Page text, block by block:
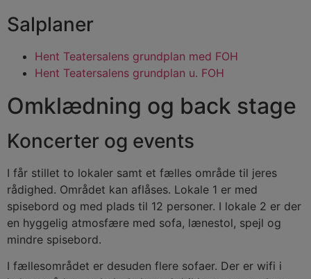
Salplaner
Hent Teatersalens grundplan med FOH
Hent Teatersalens grundplan u. FOH
Omklædning og back stage
Koncerter og events
I får stillet to lokaler samt et fælles område til jeres
rådighed. Området kan aflåses. Lokale 1 er med
spisebord og med plads til 12 personer. I lokale 2 er der
en hyggelig atmosfære med sofa, lænestol, spejl og
mindre spisebord.
I fællesområdet er desuden flere sofaer. Der er wifi i